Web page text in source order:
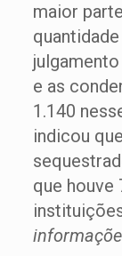
maior
e as
1.140
indicou
que houve